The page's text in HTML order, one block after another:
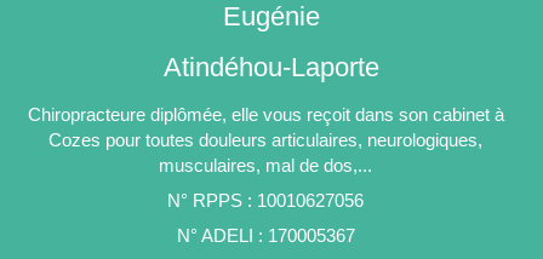
Eugénie
Atindéhou-Laporte
Chiropracteure diplômée, elle vous reçoit dans son cabinet à
Cozes pour toutes douleurs articulaires, neurologiques,
musculaires, mal de dos,...
N° RPPS : 10010627056
N° ADELI : 170005367